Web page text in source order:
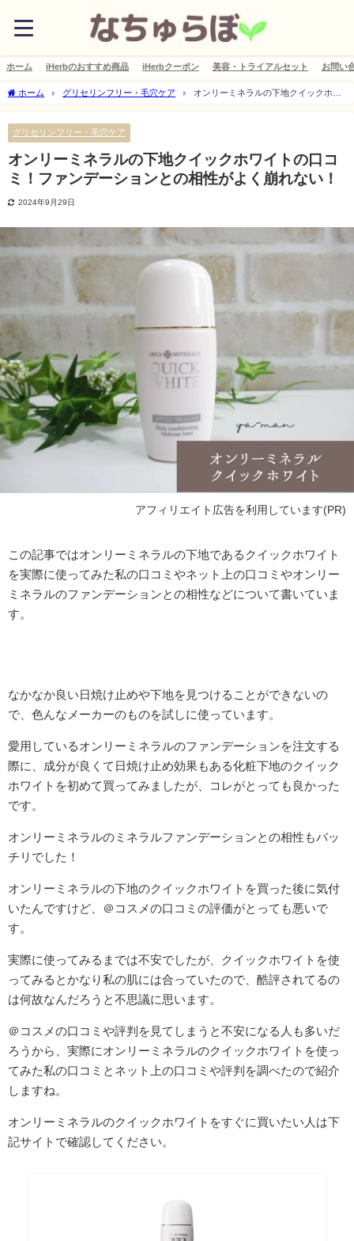
ホーム iHerbのおすすめ商品 iHerbクーポン 美容・トライアルセット お問い
ホーム グリセリンフリー・毛穴ケア
オンリーミネラルの下地クイックホワ
グリセリンフリー・毛穴ケア
オンリーミネラルの下地クイックホワイトの口コ
ミ！ファンデーションとの相性がよく崩れない！
2024年9月29日
アフィリエイト広告を利用しています(PR)
この記事ではオンリーミネラルの下地であるクイックホワイト
を実際に使ってみた私の口コミやネット上の口コミやオンリー
ミネラルのファンデーションとの相性などについて書いていま
す。
なかなか良い日焼け止めや下地を見つけることができないの
で、色んなメーカーのものを試しに使っています。
愛用しているオンリーミネラルのファンデーションを注文する
際に、成分が良くて日焼け止め効果もある化粧下地のクイック
ホワイトを初めて買ってみましたが、コレがとっても良かった
です。
オンリーミネラルのミネラルファンデーションとの相性もバッ
チリでした！
オンリーミネラルの下地のクイックホワイトを買った後に気付
いたんですけど、＠コスメの口コミの評価がとっても悪いで
す。
実際に使ってみるまでは不安でしたが、クイックホワイトを使
ってみるとかなり私の肌には合っていたので、酷評されてるの
は何故なんだろうと不思議に思います。
＠コスメの口コミや評判を見てしまうと不安になる人も多いだ
ろうから、実際にオンリーミネラルのクイックホワイトを使っ
てみた私の口コミとネット上の口コミや評判を調べたので紹介
しますね。
オンリーミネラルのクイックホワイトをすぐに買いたい人は下
記サイトで確認してください。